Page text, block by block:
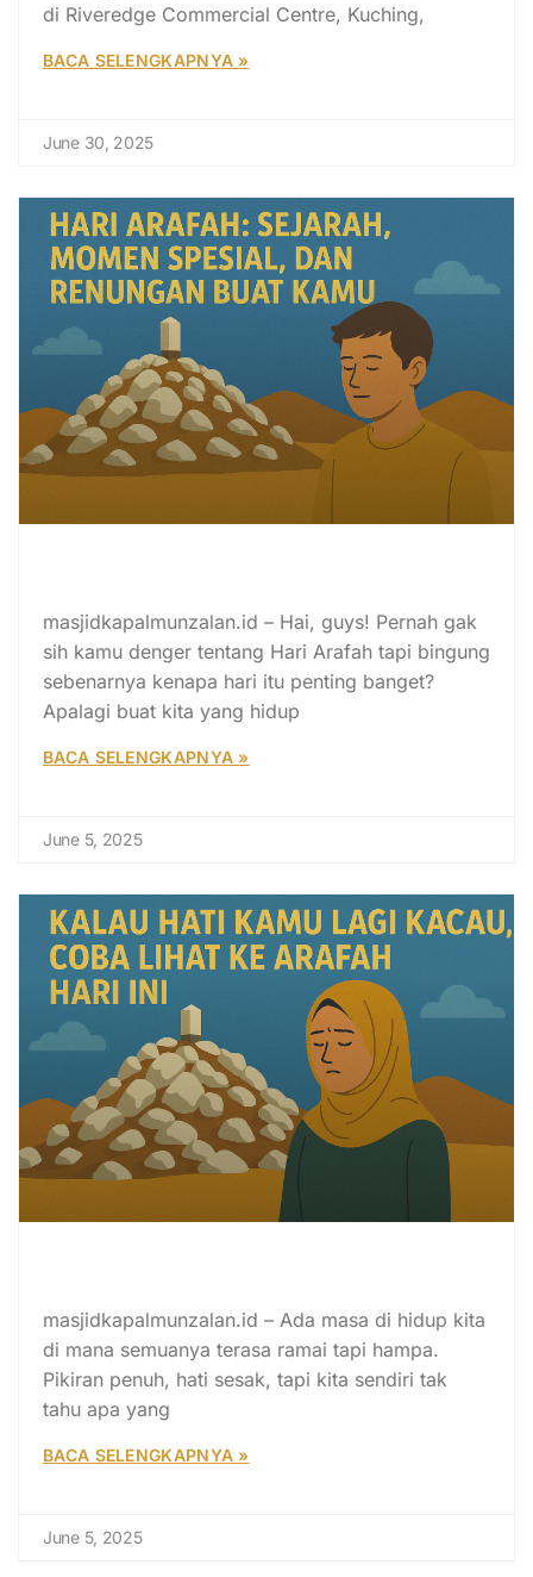
di Riveredge Commercial Centre, Kuching,
BACA SELENGKAPNYA »
June 30, 2025
masjidkapalmunzalan.id – Hai, guys! Pernah gak
sih kamu denger tentang Hari Arafah tapi bingung
sebenarnya kenapa hari itu penting banget?
Apalagi buat kita yang hidup
BACA SELENGKAPNYA »
June 5, 2025
masjidkapalmunzalan.id – Ada masa di hidup kita
di mana semuanya terasa ramai tapi hampa.
Pikiran penuh, hati sesak, tapi kita sendiri tak
tahu apa yang
BACA SELENGKAPNYA »
June 5, 2025